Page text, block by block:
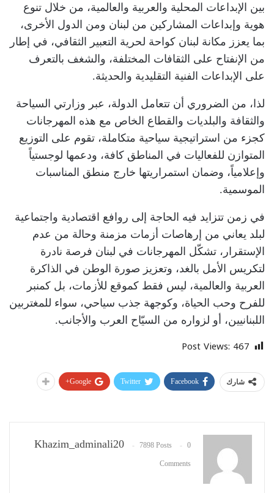
بين الإبداعات المحلية والعربية والعالمية، من خلال تنوع
هوية وإبداعات المشاركين من لبنان ومن الدول الأخرى،
بما يعزز مكانة لبنان كواحة لحرية التعبير الثقافي، في إطار
من الإنفتاح على الثقافات المختلفة، والشغف بالتعرف
على الإبداعات الفنية التقليدية والحديثة.
لذا، من الضروري أن تتعامل الدولة، عبر وزارتي السياحة
والثقافة والبلديات والقطاع الخاص مع هذه المهرجانات
كجزء من استراتيجية سياحية متكاملة، تقوم على التوزيع
المتوازن للفعاليات في المناطق كافة، ودعمها لوجستياً
وإعلامياً، وضمان استمراريتها خارج منطق المناسبات
الموسمية.
في زمن تتزايد فيه الحاجة إلى روافع اقتصادية واجتماعية
لبلد يعاني من إرهاصات أزمات مزمنة وحالة من عدم
الإستقرار، تشكّل المهرجانات في لبنان فرصة نادرة
لتكريس الأمل بالغد، وتعزيز صورة الوطن في الذاكرة
العربية والعالمية، ليس فقط كموقع للأزمات، بل كمنبر
للفرح وحب الحياة، وكوجهة جذب سياحي، سواء للمغتربين
اللبنانيين، أو لزواره من السيّاح العرب والأجانب.
Post Views: 467
شارك Facebook
Twitter
Google+
Khazim_adminali20 7898 Posts 0
Comments